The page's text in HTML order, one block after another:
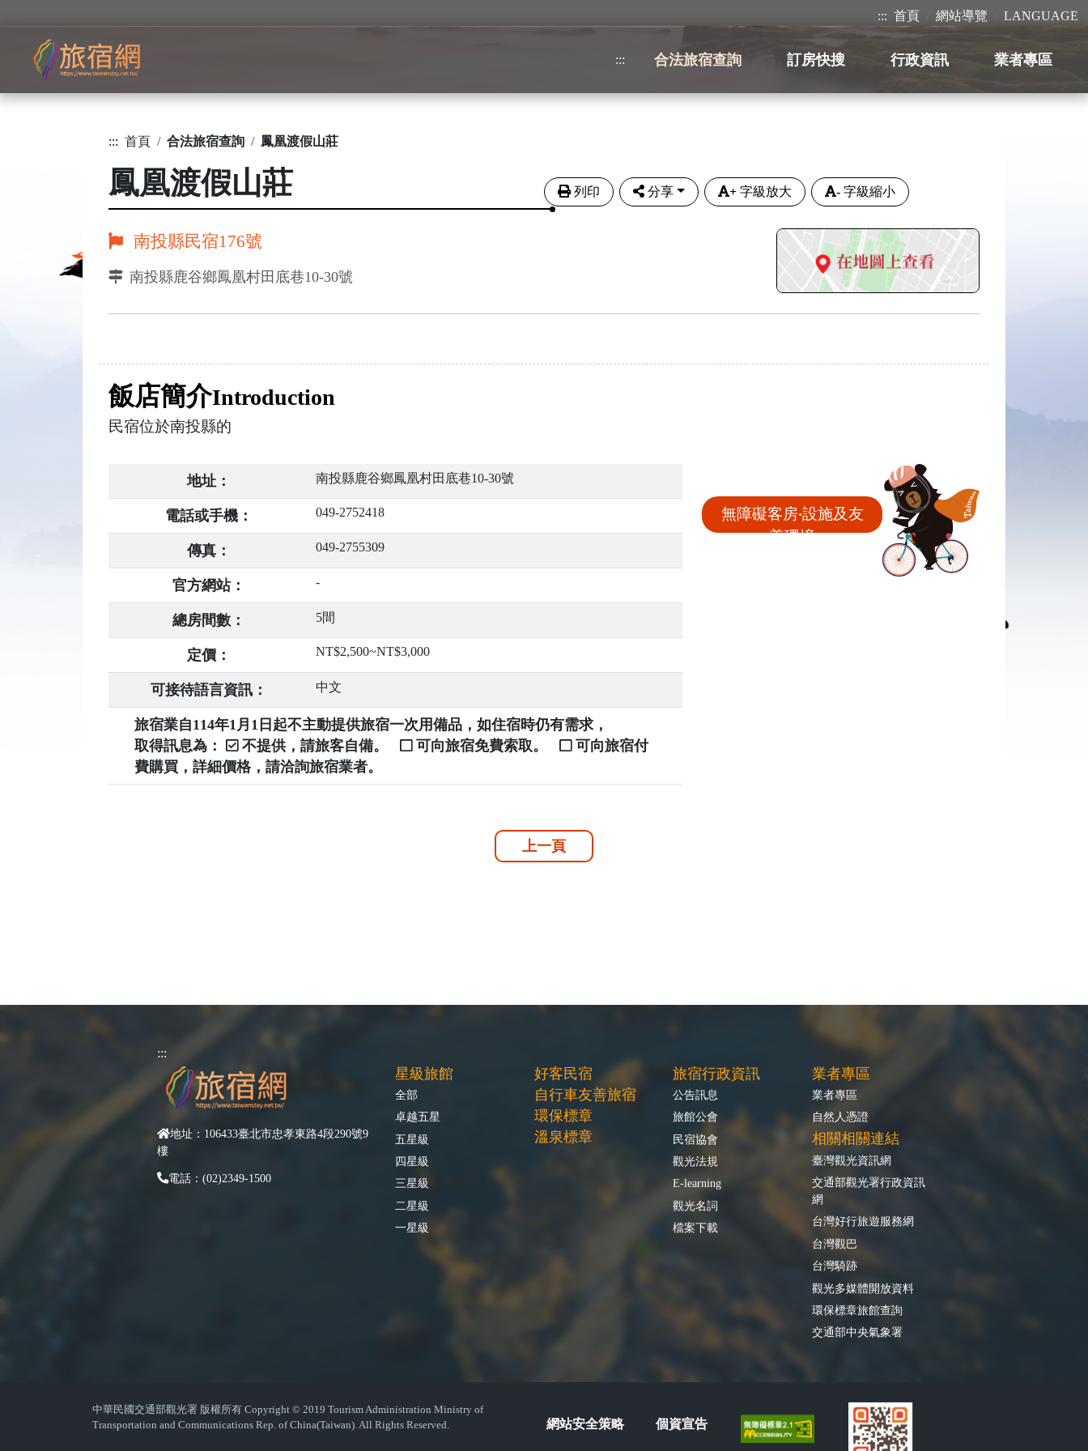
::: 首頁 網站導覽 LANGUAGE
::: 合法旅宿查詢 訂房快搜 行政資訊 業者專區
::: 首頁 合法旅宿查詢 鳳凰渡假山莊
鳳凰渡假山莊 列印 分享 + 字級放大 - 字級縮小
南投縣民宿176號
南投縣鹿谷鄉鳳凰村田底巷10-30號
飯店簡介Introduction
民宿位於南投縣的
地址： 南投縣鹿谷鄉鳳凰村田底巷10-30號
電話或手機： 049-2752418
傳真： 049-2755309
官方網站： -
總房間數： 5間
定價： NT$2,500~NT$3,000
可接待語言資訊： 中文
旅宿業自114年1月1日起不主動提供旅宿一次用備品，如住宿時仍有需求，
取得訊息為：
不提供，請旅客自備。 可向旅宿免費索取。
可向旅宿付
費購買，詳細價格，請洽詢旅宿業者。
無障礙客房‧設施及友
善環境
上一頁
:::
地址：106433臺北市忠孝東路4段290號9
樓
電話：(02)2349-1500
星級旅館
全部
卓越五星
五星級
四星級
三星級
二星級
一星級
好客民宿
自行車友善旅宿
環保標章
溫泉標章
旅宿行政資訊
公告訊息
旅館公會
民宿協會
觀光法規
E-learning
觀光名詞
檔案下載
業者專區
業者專區
自然人憑證
相關相關連結
臺灣觀光資訊網
交通部觀光署行政資訊
網
台灣好行旅遊服務網
台灣觀巴
台灣騎跡
觀光多媒體開放資料
環保標章旅館查詢
交通部中央氣象署
中華民國交通部觀光署 版權所有 Copyright © 2019 Tourism Administration Ministry of
Transportation and Communications Rep. of China(Taiwan). All Rights Reserved.
網站安全策略 個資宣告